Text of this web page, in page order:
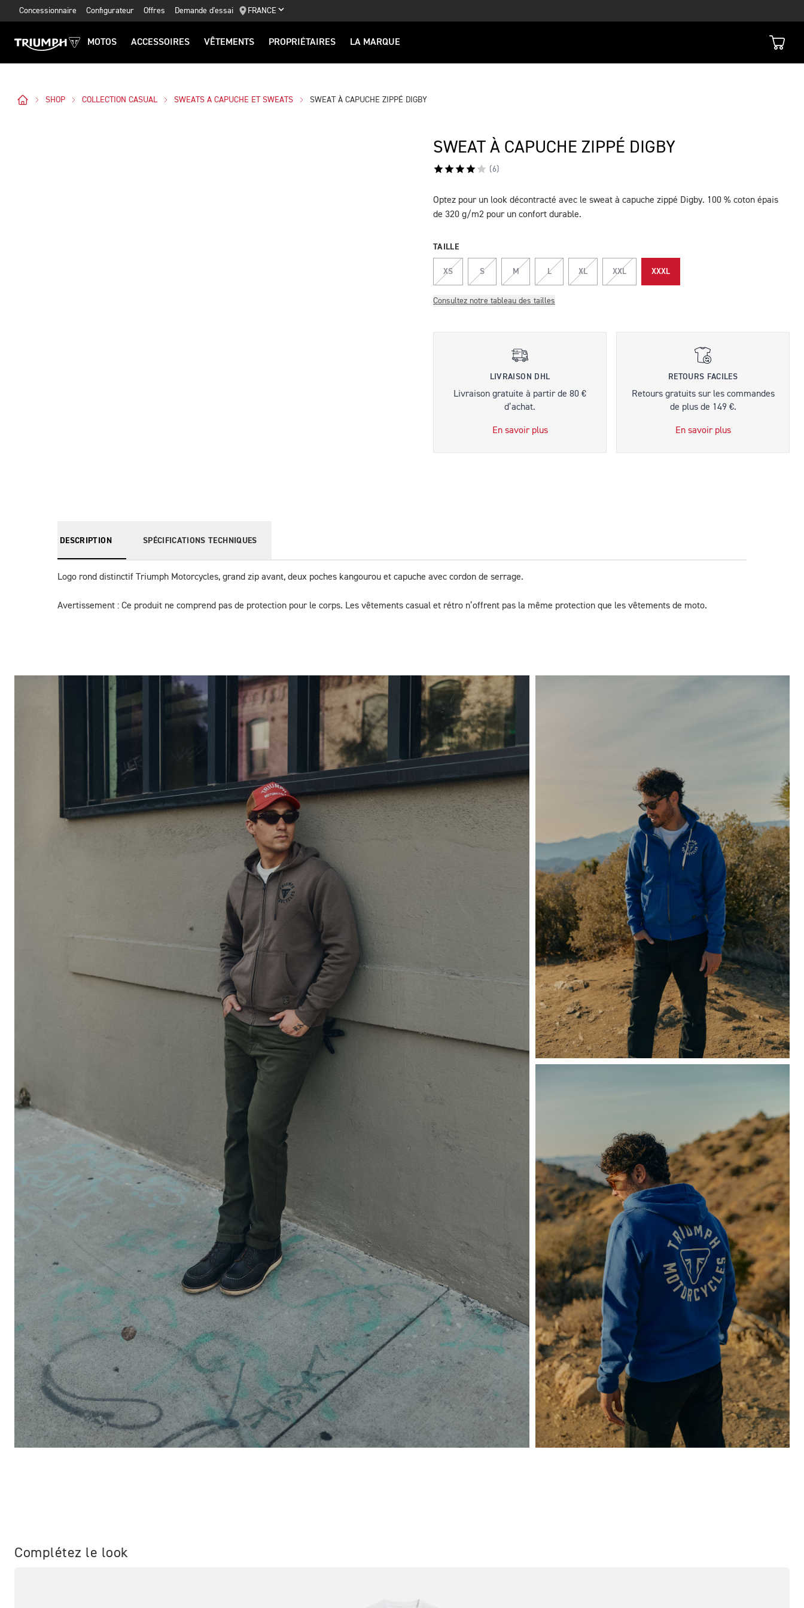
Concessionnaire Configurateur Offres Demande d'essai FRANCE
MOTOS ACCESSOIRES VÊTEMENTS PROPRIÉTAIRES LA MARQUE
SHOP COLLECTION CASUAL SWEATS A CAPUCHE ET SWEATS SWEAT À CAPUCHE ZIPPÉ DIGBY
SWEAT À CAPUCHE ZIPPÉ DIGBY
(6)
DESCRIPTION
Optez pour un look décontracté avec le sweat à capuche zippé Digby. 100 % coton épais
de 320 g/m2 pour un confort durable.
TAILLE
XS S M L XL XXL XXXL
Consultez notre tableau des tailles
LIVRAISON DHL
Livraison gratuite à partir de 80 €
d’achat.
En savoir plus
RETOURS FACILES
Retours gratuits sur les commandes
de plus de 149 €.
En savoir plus
DESCRIPTION SPÉCIFICATIONS TECHNIQUES
Logo rond distinctif Triumph Motorcycles, grand zip avant, deux poches kangourou et capuche avec cordon de serrage.
Avertissement : Ce produit ne comprend pas de protection pour le corps. Les vêtements casual et rétro n’offrent pas la même protection que les vêtements de moto.
Complétez le look